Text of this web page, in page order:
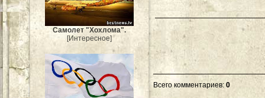
Самолет "Хохлома".
[Интересное]
Всего комментариев: 0